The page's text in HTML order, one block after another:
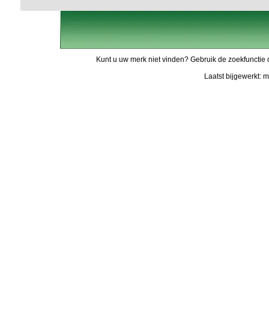
Kunt u uw merk niet vinden? Gebruik de
Laatst bijgewerkt: